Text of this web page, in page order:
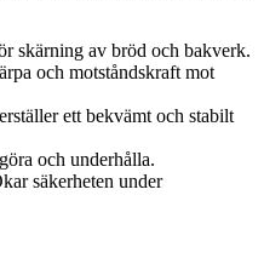
skärning av bröd och bakverk.
och motståndskraft mot
ett bekvämt och stabilt
och underhålla.
säkerheten under